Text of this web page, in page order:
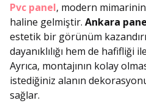
Pvc panel, modern
haline gelmiştir. Ankara
estetik bir görünüm
dayanıklılığı hem de hafifliği
Ayrıca, montajının kolay
istediğiniz alanın
sağlar.